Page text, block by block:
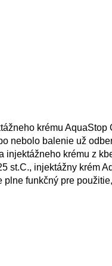
krému
nebolo balenie už
injektážneho krému z
st.C., injektážny krém
funkčný pre